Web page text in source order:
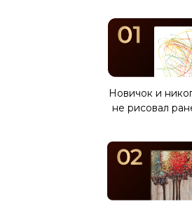
Новичок и
не рисовал